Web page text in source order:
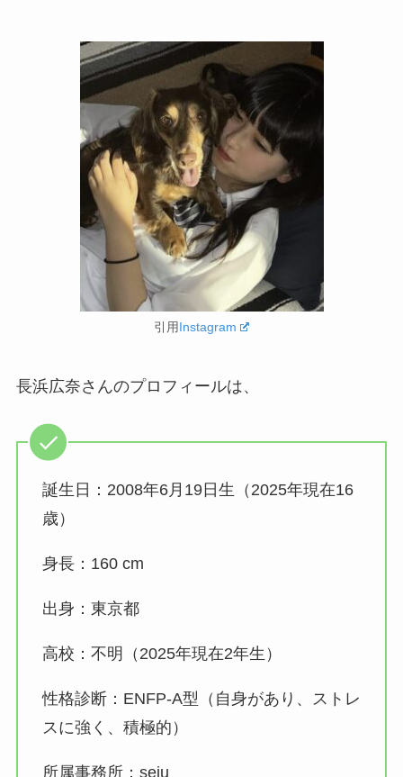
引用Instagram
長浜広奈さんのプロフィールは、
誕生日：2008年6月19日生（2025年現在16
歳）
身長：160 cm
出身：東京都
高校：不明（2025年現在2年生）
性格診断：ENFP-A型（自身があり、ストレ
スに強く、積極的）
所属事務所：seju